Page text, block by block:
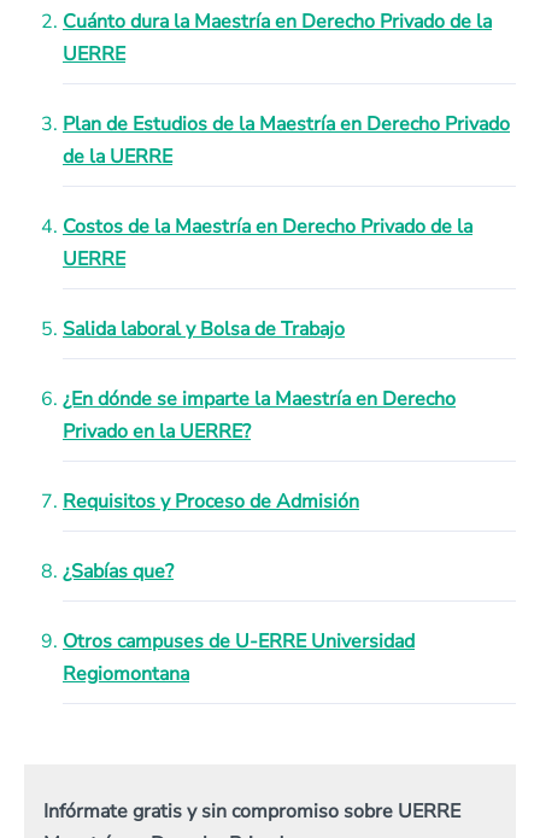
Cuánto dura la Maestría en Derecho Privado de la
UERRE
Plan de Estudios de la Maestría en Derecho Privado
de la UERRE
Costos de la Maestría en Derecho Privado de la
UERRE
Salida laboral y Bolsa de Trabajo
¿En dónde se imparte la Maestría en Derecho
Privado en la UERRE?
Requisitos y Proceso de Admisión
¿Sabías que?
Otros campuses de U-ERRE Universidad
Regiomontana
Infórmate gratis y sin compromiso sobre UERRE